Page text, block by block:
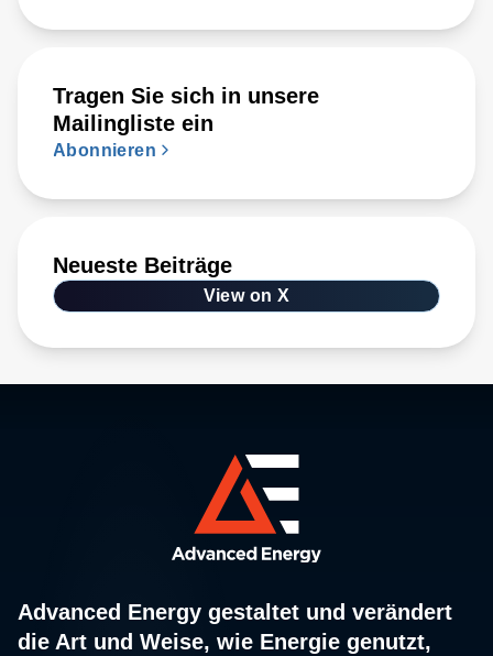
Tragen Sie sich in unsere
Mailingliste ein
Abonnieren
Neueste Beiträge
View on X
Advanced Energy gestaltet und verändert
die Art und Weise, wie Energie genutzt,